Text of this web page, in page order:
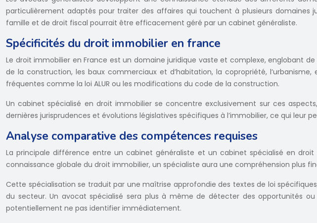
particulièrement adaptés pour traiter des affaires qui touchent à plusieurs
famille et de droit fiscal pourrait être efficacement géré par un cabinet généraliste.
Spécificités du droit immobilier en france
Le droit immobilier en France est un domaine juridique vaste et complexe, englobant
de la construction, les baux commerciaux et d’habitation, la copropriété,
fréquentes comme la loi ALUR ou les modifications du code de la construction.
Un cabinet spécialisé en droit immobilier se concentre exclusivement sur ces
dernières jurisprudences et évolutions législatives spécifiques à l’immobilier, ce qui leur
Analyse comparative des compétences requises
La principale différence entre un cabinet généraliste et un cabinet spécialisé en droit
connaissance globale du droit immobilier, un spécialiste aura une compréhension plus
Cette spécialisation se traduit par une maîtrise approfondie des textes de loi
du secteur. Un avocat spécialisé sera plus à même de détecter des opportunités
potentiellement ne pas identifier immédiatement.